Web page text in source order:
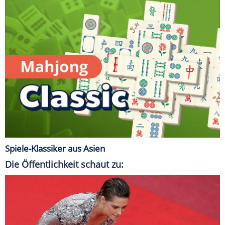
Spiele-Klassiker aus Asien
Die Öffentlichkeit schaut zu: